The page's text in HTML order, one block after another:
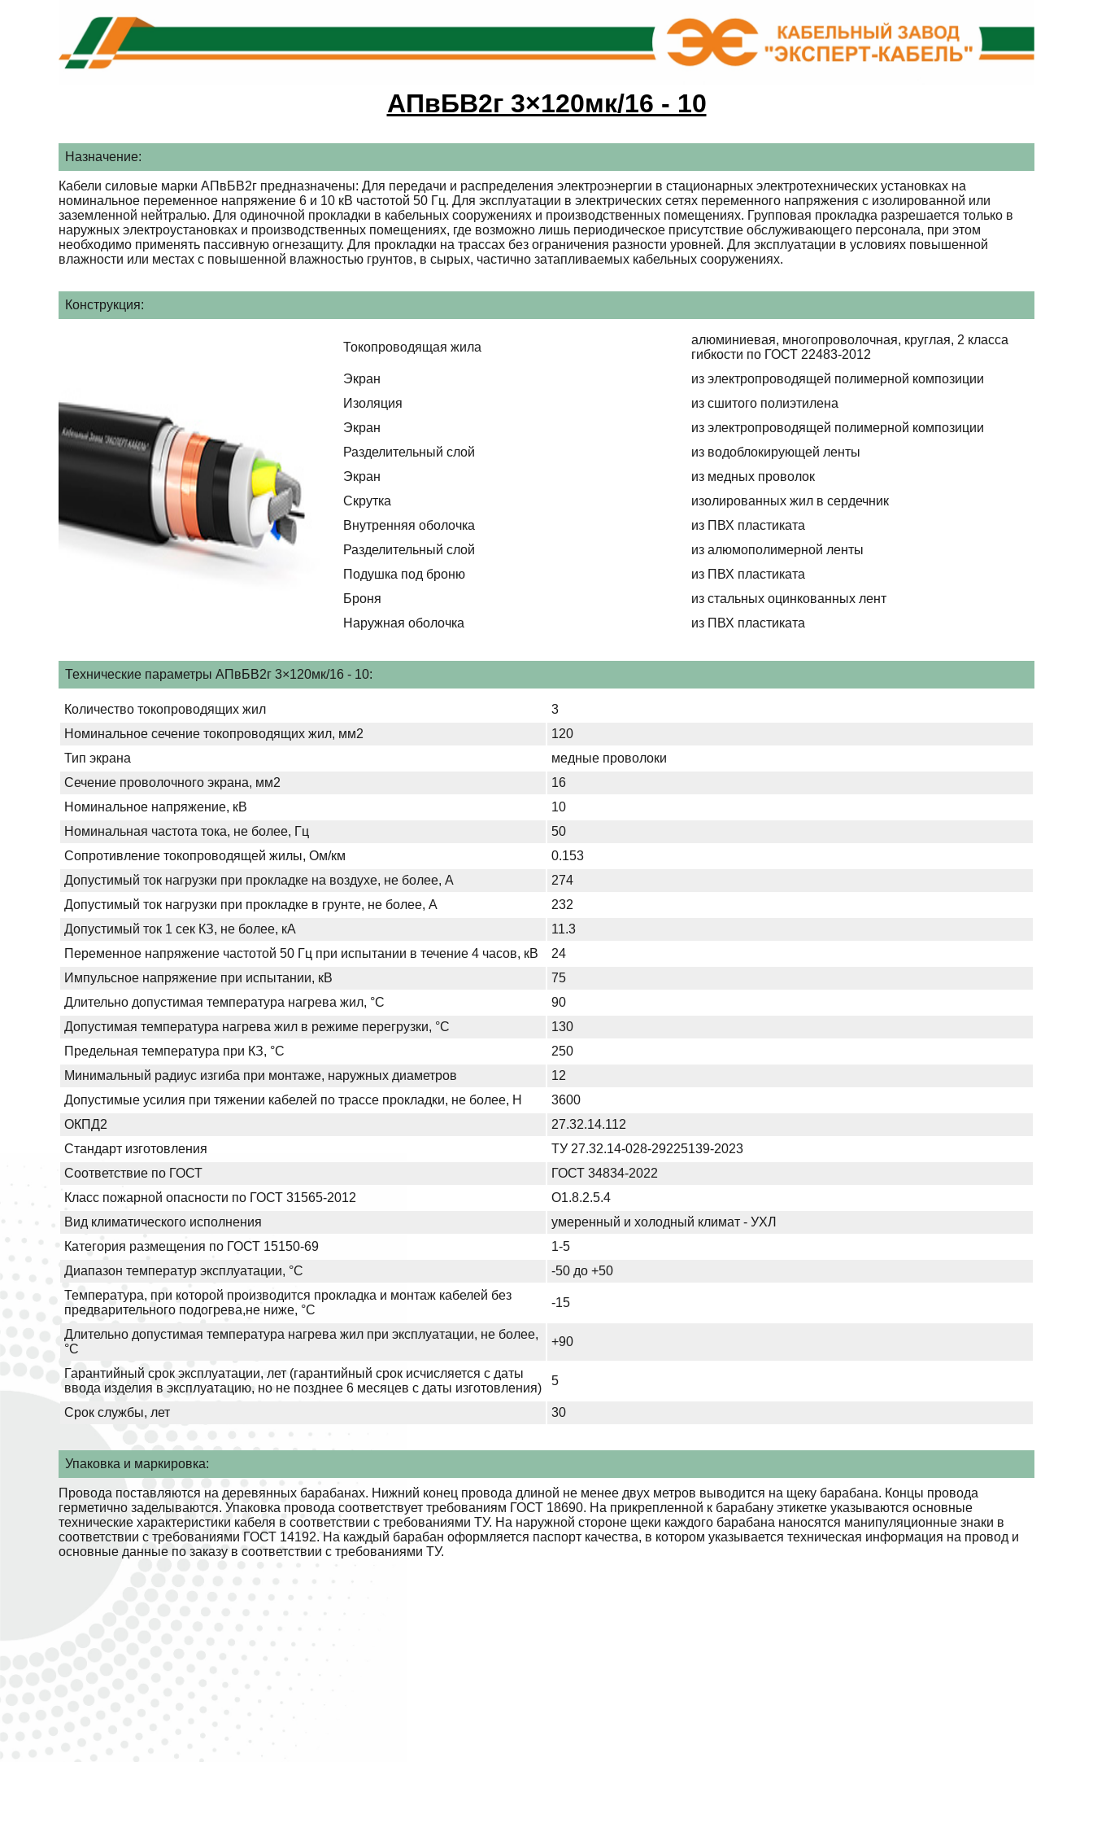
АПвБВ2г 3×120мк/16 - 10
Назначение:
Кабели силовые марки АПвБВ2г предназначены: Для передачи и распределения электроэнергии в стационарных электротехнических установках на
номинальное переменное напряжение 6 и 10 кВ частотой 50 Гц. Для эксплуатации в электрических сетях переменного напряжения с изолированной или
заземленной нейтралью. Для одиночной прокладки в кабельных сооружениях и производственных помещениях. Групповая прокладка разрешается только в
наружных электроустановках и производственных помещениях, где возможно лишь периодическое присутствие обслуживающего персонала, при этом
необходимо применять пассивную огнезащиту. Для прокладки на трассах без ограничения разности уровней. Для эксплуатации в условиях повышенной
влажности или местах с повышенной влажностью грунтов, в сырых, частично затапливаемых кабельных сооружениях.
Конструкция:
Токопроводящая жила
алюминиевая, многопроволочная, круглая, 2 класса
гибкости по ГОСТ 22483-2012
Экран
из электропроводящей полимерной композиции
Изоляция
из сшитого полиэтилена
Экран
из электропроводящей полимерной композиции
Разделительный слой
из водоблокирующей ленты
Экран
из медных проволок
Скрутка
изолированных жил в сердечник
Внутренняя оболочка
из ПВХ пластиката
Разделительный слой
из алюмополимерной ленты
Подушка под броню
из ПВХ пластиката
Броня
из стальных оцинкованных лент
Наружная оболочка
из ПВХ пластиката
Технические параметры АПвБВ2г 3×120мк/16 - 10:
Количество токопроводящих жил
3
Номинальное сечение токопроводящих жил, мм2
120
Тип экрана
медные проволоки
Сечение проволочного экрана, мм2
16
Номинальное напряжение, кВ
10
Номинальная частота тока, не более, Гц
50
Сопротивление токопроводящей жилы, Ом/км
0.153
Допустимый ток нагрузки при прокладке на воздухе, не более, А
274
Допустимый ток нагрузки при прокладке в грунте, не более, А
232
Допустимый ток 1 сек КЗ, не более, кА
11.3
Переменное напряжение частотой 50 Гц при испытании в течение 4 часов, кВ
24
Импульсное напряжение при испытании, кВ
75
Длительно допустимая температура нагрева жил, °С
90
Допустимая температура нагрева жил в режиме перегрузки, °С
130
Предельная температура при КЗ, °С
250
Минимальный радиус изгиба при монтаже, наружных диаметров
12
Допустимые усилия при тяжении кабелей по трассе прокладки, не более, Н
3600
ОКПД2
27.32.14.112
Стандарт изготовления
ТУ 27.32.14-028-29225139-2023
Соответствие по ГОСТ
ГОСТ 34834-2022
Класс пожарной опасности по ГОСТ 31565-2012
О1.8.2.5.4
Вид климатического исполнения
умеренный и холодный климат - УХЛ
Категория размещения по ГОСТ 15150-69
1-5
Диапазон температур эксплуатации, °С
-50 до +50
Температура, при которой производится прокладка и монтаж кабелей без
предварительного подогрева,не ниже, °С
-15
Длительно допустимая температура нагрева жил при эксплуатации, не более,
°С
+90
Гарантийный срок эксплуатации, лет (гарантийный срок исчисляется с даты
ввода изделия в эксплуатацию, но не позднее 6 месяцев с даты изготовления)
5
Срок службы, лет 30
Упаковка и маркировка:
Провода поставляются на деревянных барабанах. Нижний конец провода длиной не менее двух метров выводится на щеку барабана. Концы провода
герметично заделываются. Упаковка провода соответствует требованиям ГОСТ 18690. На прикрепленной к барабану этикетке указываются основные
технические характеристики кабеля в соответствии с требованиями ТУ. На наружной стороне щеки каждого барабана наносятся манипуляционные знаки в
соответствии с требованиями ГОСТ 14192. На каждый барабан оформляется паспорт качества, в котором указывается техническая информация на провод и
основные данные по заказу в соответствии с требованиями ТУ.